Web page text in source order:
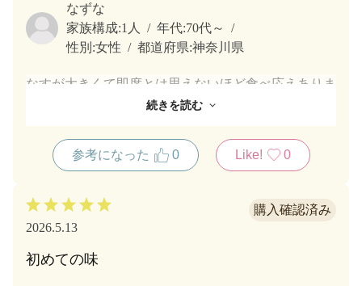
なずな
家族構成:1人 年代:70代～
性別:女性 都道府県:神奈川県
なすが大きくて即席とは思えないほど食べ応えありま
おいしかったです
また買おうと思う品質でした
続きを読む
参考になった 0 Like! 0
2026.5.13
初めての味